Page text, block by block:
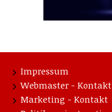
Impressum
Webmaster - Kontakt
Marketing - Kontakt